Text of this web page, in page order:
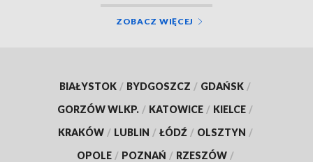
ZOBACZ WIĘCEJ
BIAŁYSTOK / BYDGOSZCZ / GDAŃSK /
GORZÓW WLKP. / KATOWICE / KIELCE /
KRAKÓW / LUBLIN / ŁÓDŹ / OLSZTYN /
OPOLE / POZNAŃ / RZESZÓW /